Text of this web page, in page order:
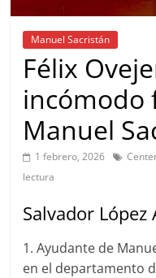
Manuel Sacristán
Félix
incómodo
Manuel
1 febrero, 2026
lectura
Salvador López
1. Ayudante de
en el departamento